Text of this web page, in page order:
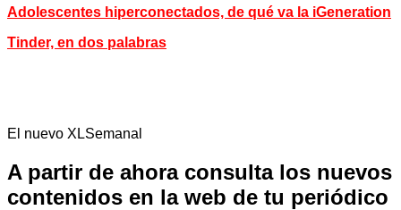
Adolescentes hiperconectados, de qué va la iGeneration
Tinder, en dos palabras
El nuevo XLSemanal
A partir de ahora consulta los nuevos
contenidos en la web de tu periódico